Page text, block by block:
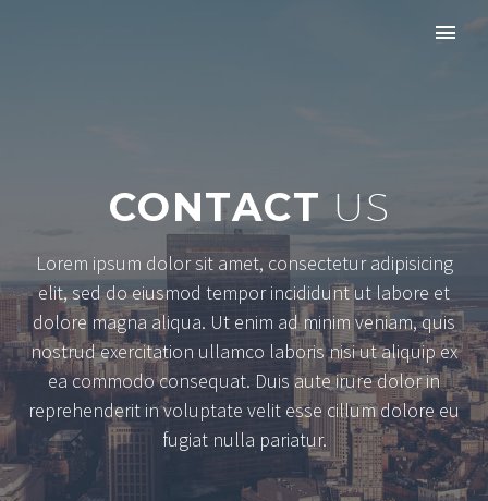
CONTACT US
Lorem ipsum dolor sit amet, consectetur adipisicing
elit, sed do eiusmod tempor incididunt ut labore et
dolore magna aliqua. Ut enim ad minim veniam, quis
nostrud exercitation ullamco laboris nisi ut aliquip ex
ea commodo consequat. Duis aute irure dolor in
reprehenderit in voluptate velit esse cillum dolore eu
fugiat nulla pariatur.